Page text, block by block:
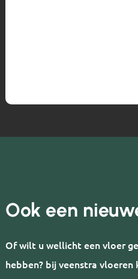
Ook een
Of wilt u wellicht een vloer
hebben? bij veenstra